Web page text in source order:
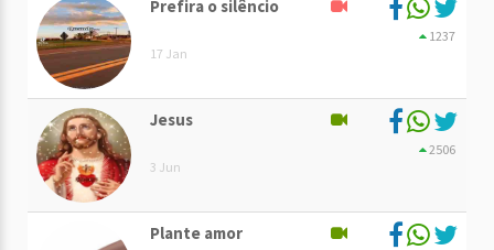
Prefira o silêncio
17 Jan
1237
Jesus
3 Jun
2506
Plante amor